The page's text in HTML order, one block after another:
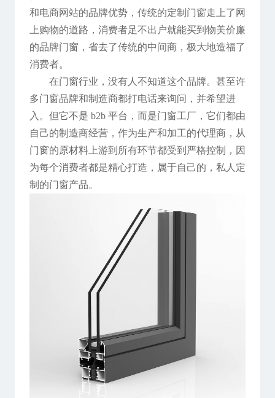
和电商网站的品牌优势，传统的定制门窗走上了网
上购物的道路，消费者足不出户就能买到物美价廉
的品牌门窗，省去了传统的中间商，极大地造福了
消费者。
在门窗行业，没有人不知道这个品牌。甚至许
多门窗品牌和制造商都打电话来询问，并希望进
入。但它不是 b2b 平台，而是门窗工厂，它们都由
自己的制造商经营，作为生产和加工的代理商，从
门窗的原材料上游到所有环节都受到严格控制，因
为每个消费者都是精心打造，属于自己的，私人定
制的门窗产品。